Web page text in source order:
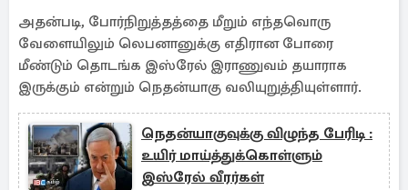
அதன்படி, போர்நிறுத்தத்தை மீறும் எந்தவொரு
வேளையிலும் லெபனானுக்கு எதிரான போரை
மீண்டும் தொடங்க இஸ்ரேல் இராணுவம் தயாராக
இருக்கும் என்றும் நெதன்யாகு வலியுறுத்தியுள்ளார்.
நெதன்யாகுவுக்கு விழுந்த பேரிடி :
உயிர் மாய்த்துக்கொள்ளும்
இஸ்ரேல் வீரர்கள்